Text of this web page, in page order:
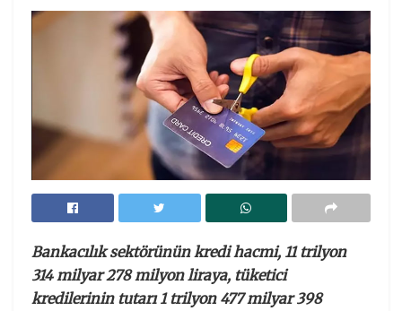
Bankacılık sektörünün kredi hacmi, 11 trilyon
314 milyar 278 milyon liraya, tüketici
kredilerinin tutarı 1 trilyon 477 milyar 398